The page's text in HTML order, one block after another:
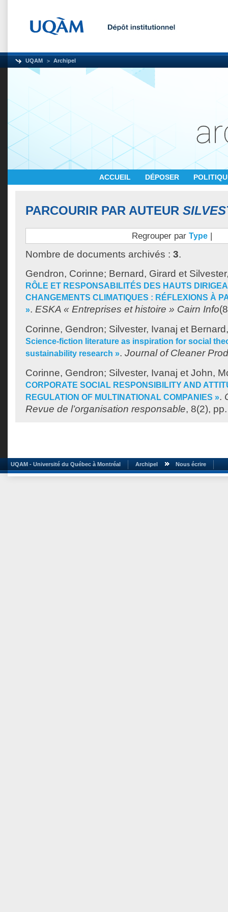
UQAM Archipel
ACCUEIL DÉPOSER
PARCOURIR PAR AUTEUR
Regrouper par Type |
Nombre de documents archivés : 3.
Gendron, Corinne; Bernard, Girard et
RÔLE ET RESPONSABILITÉS DES HAUTS
CHANGEMENTS CLIMATIQUES : RÉFLEXIONS À
». ESKA « Entreprises et histoire » Cairn Info
Corinne, Gendron; Silvester, Ivanaj et
Science-fiction literature as inspiration for social
sustainability research ». Journal of Cleaner
Corinne, Gendron; Silvester, Ivanaj et John,
CORPORATE SOCIAL RESPONSIBILITY AND
REGULATION OF MULTINATIONAL COMPANIES ».
Revue de l’organisation responsable, 8(2),
UQAM - Université du Québec à Montréal Archipel Nous écrire